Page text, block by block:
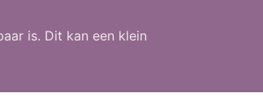
is. Dit kan een klein